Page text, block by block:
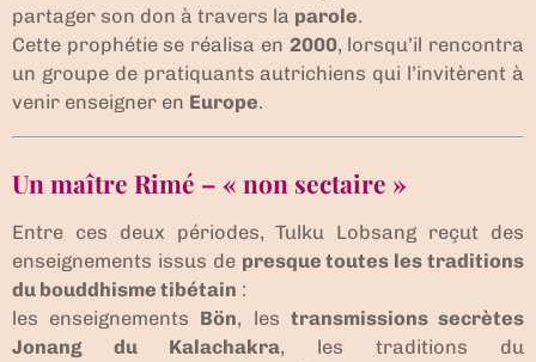
partager son don à travers la parole.
Cette prophétie se réalisa en 2000, lorsqu’il rencontra
un groupe de pratiquants autrichiens qui l’invitèrent à
venir enseigner en Europe.
Un maître Rimé – « non sectaire »
Entre ces deux périodes, Tulku Lobsang reçut des
enseignements issus de presque toutes les traditions
du bouddhisme tibétain :
les enseignements Bön, les transmissions secrètes
Jonang du Kalachakra, les traditions du